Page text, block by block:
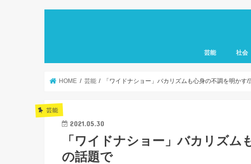
芸能 社会
HOME 芸能 「ワイドナショー」バカリズムも心身の不調を明かす
芸能
2021.05.30
「ワイドナショー」バカリズム
の話題で